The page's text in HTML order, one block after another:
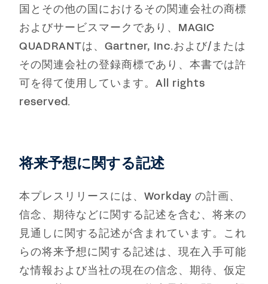
国とその他の国におけるその関連会社の商標
およびサービスマークであり、MAGIC
QUADRANTは、Gartner, Inc.および/または
その関連会社の登録商標であり、本書では許
可を得て使用しています。All rights
reserved.
将来予想に関する記述
本プレスリリースには、Workday の計画、
信念、期待などに関する記述を含む、将来の
見通しに関する記述が含まれています。これ
らの将来予想に関する記述は、現在入手可能
な情報および当社の現在の信念、期待、仮定